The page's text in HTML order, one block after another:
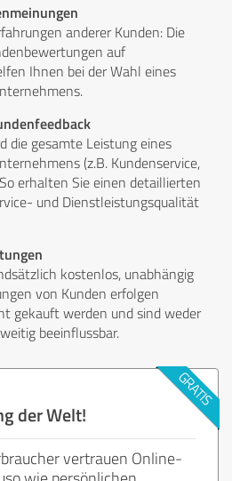
anderer Kunden: Die
auf
Ihnen bei der Wahl eines
die gesamte Leistung eines
(z.B. Kundenservice,
erhalten Sie einen detaillierten
und Dienstleistungsqualität
kostenlos, unabhängig
von Kunden erfolgen
gekauft werden und sind weder
beeinflussbar.
der Welt!
vertrauen Online-